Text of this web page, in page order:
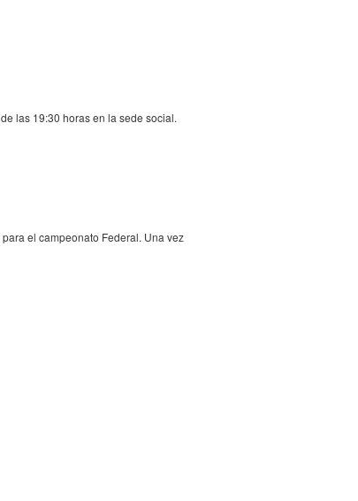
las 19:30 horas en la sede social.
el campeonato Federal. Una vez